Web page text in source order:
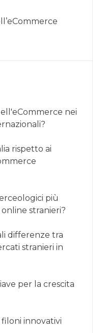
nei
rispetto ai
più
stranieri?
differenze tra
stranieri in
per la crescita
innovativi